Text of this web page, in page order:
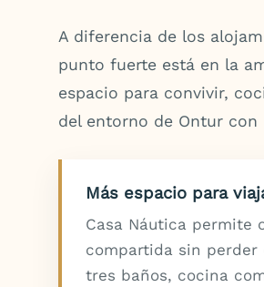
A diferencia de los
punto fuerte está en la
espacio para convivir,
del entorno de Ontur con
Más espacio para
Casa Náutica permite
compartida sin perder
tres baños, cocina